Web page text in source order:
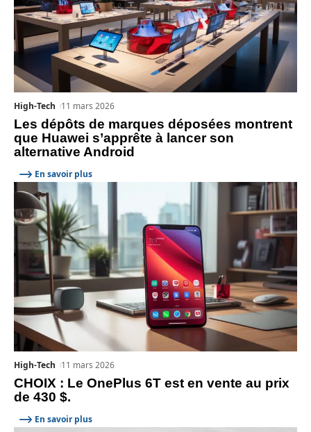
Les dépôts de marques déposées montrent
que Huawei s’apprête à lancer son
alternative Android
High-Tech 11 mars 2026
En savoir plus
CHOIX : Le OnePlus 6T est en vente au prix
de 430 $.
High-Tech 11 mars 2026
En savoir plus